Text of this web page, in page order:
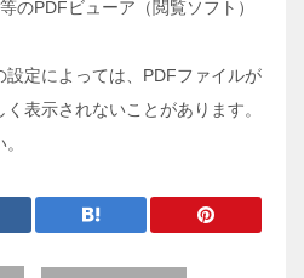
のPDFビューア（閲覧ソフト）
定によっては、PDFファイルが
表示されないことがあります。